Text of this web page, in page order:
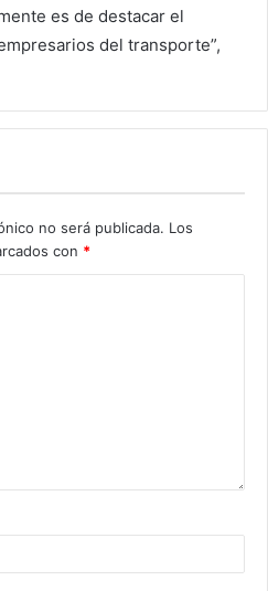
es de destacar el
del transporte”,
no será publicada. Los
con *